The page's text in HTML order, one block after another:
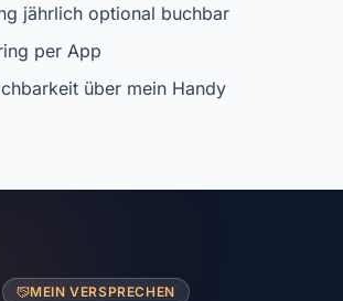
jährlich optional buchbar
per App
über mein Handy
MEIN VERSPRECHEN